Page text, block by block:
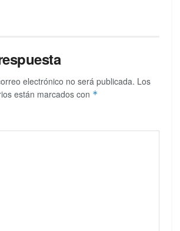
electrónico no será publicada. Los
están marcados con *